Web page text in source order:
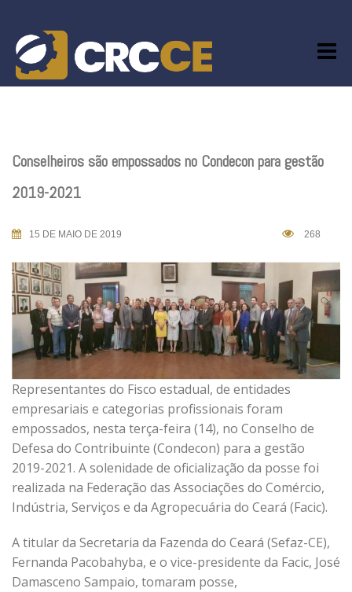
content
Conselheiros são empossados no Condecon para gestão
2019-2021
15 DE MAIO DE 2019 268
Representantes do Fisco estadual, de entidades
empresariais e categorias profissionais foram
empossados, nesta terça-feira (14), no Conselho de
Defesa do Contribuinte (Condecon) para a gestão
2019-2021. A solenidade de oficialização da posse foi
realizada na Federação das Associações do Comércio,
Indústria, Serviços e da Agropecuária do Ceará (Facic).
A titular da Secretaria da Fazenda do Ceará (Sefaz-CE),
Fernanda Pacobahyba, e o vice-presidente da Facic, José
Damasceno Sampaio, tomaram posse,